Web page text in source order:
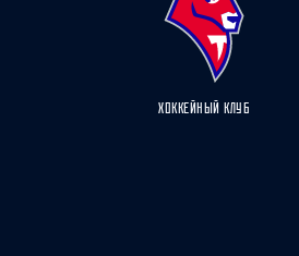
ХОККЕЙНЫЙ КЛУБ